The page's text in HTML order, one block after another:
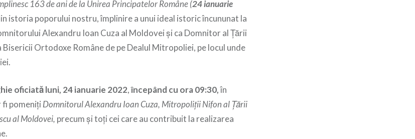
163 de ani de la Unirea Principatelor Române (24 ianuarie
istoria poporului nostru, împlinire a unui ideal istoric încununat la
Alexandru Ioan Cuza al Moldovei și ca Domnitor al Ţării
Ortodoxe Române de pe Dealul Mitropoliei, pe locul unde
oficiată luni, 24 ianuarie 2022,începând cu ora 09:30,în
pomeniţi Domnitorul Alexandru Ioan Cuza, Mitropoliţii Nifon al Ţării
al Moldovei, precum şi toţi cei care au contribuit la realizarea